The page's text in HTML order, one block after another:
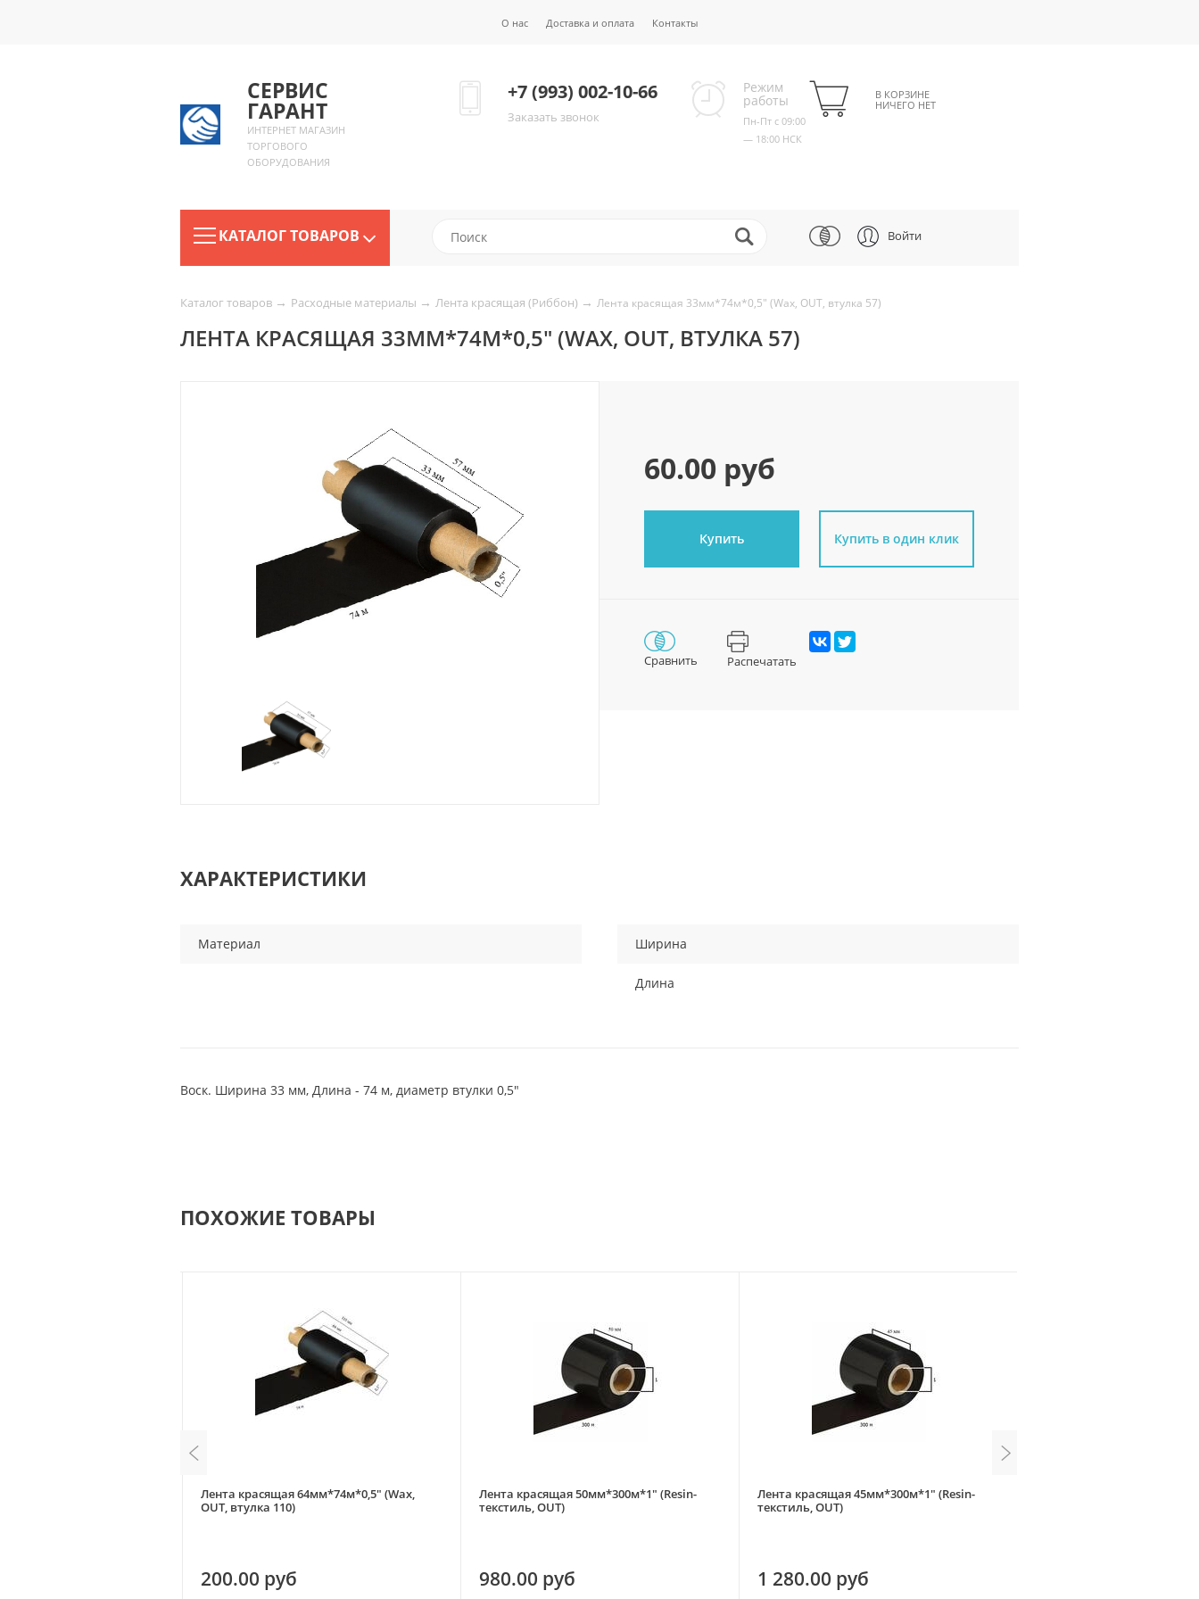
О нас Доставка и оплата Контакты
СЕРВИС
ГАРАНТ
ИНТЕРНЕТ МАГАЗИН
ТОРГОВОГО
ОБОРУДОВАНИЯ
+7 (993) 002-10-66
Заказать звонок
Режим
работы
Пн-Пт с 09:00
— 18:00 НСК
В КОРЗИНЕ
НИЧЕГО НЕТ
КАТАЛОГ ТОВАРОВ Войти
Каталог товаров → Расходные материалы → Лента красящая (Риббон) → Лента красящая 33мм*74м*0,5" (Wax, OUT, втулка 57)
ЛЕНТА КРАСЯЩАЯ 33ММ*74М*0,5" (WAX, OUT, ВТУЛКА 57)
60.00 руб
Купить Купить в один клик
Сравнить Распечатать
ХАРАКТЕРИСТИКИ
Материал Ширина
Длина
Воск. Ширина 33 мм, Длина - 74 м, диаметр втулки 0,5"
ПОХОЖИЕ ТОВАРЫ
Лента красящая 64мм*74м*0,5" (Wax,
OUT, втулка 110)
200.00 руб
Лента красящая 50мм*300м*1" (Resin-
текстиль, OUT)
980.00 руб
Лента красящая 45мм*300м*1" (Resin-
текстиль, OUT)
1 280.00 руб